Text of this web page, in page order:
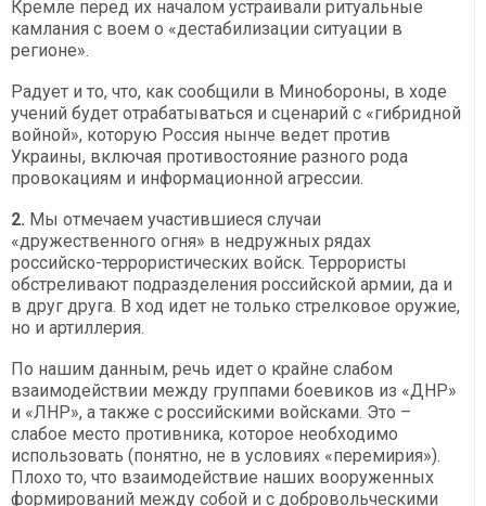
Кремле перед их началом устраивали ритуальные
камлания с воем о «дестабилизации ситуации в
регионе».
Радует и то, что, как сообщили в Минобороны, в ходе
учений будет отрабатываться и сценарий с «гибридной
войной», которую Россия нынче ведет против
Украины, включая противостояние разного рода
провокациям и информационной агрессии.
2. Мы отмечаем участившиеся случаи
«дружественного огня» в недружных рядах
российско-террористических войск. Террористы
обстреливают подразделения российской армии, да и
в друг друга. В ход идет не только стрелковое оружие,
но и артиллерия.
По нашим данным, речь идет о крайне слабом
взаимодействии между группами боевиков из «ДНР»
и «ЛНР», а также с российскими войсками. Это –
слабое место противника, которое необходимо
использовать (понятно, не в условиях «перемирия»).
Плохо то, что взаимодействие наших вооруженных
формирований между собой и с добровольческими